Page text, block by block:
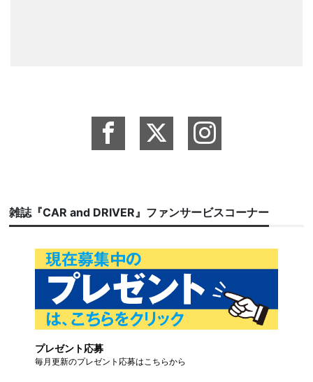
雑誌『CAR and DRIVER』ファンサービスコーナー
プレゼント応募
毎月更新のプレゼント応募はこちらから